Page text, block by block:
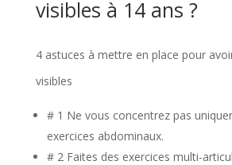
visibles à 14 ans ?
4 astuces à mettre en place pour
visibles
# 1 Ne vous concentrez pas
exercices abdominaux.
# 2 Faites des exercices multi-